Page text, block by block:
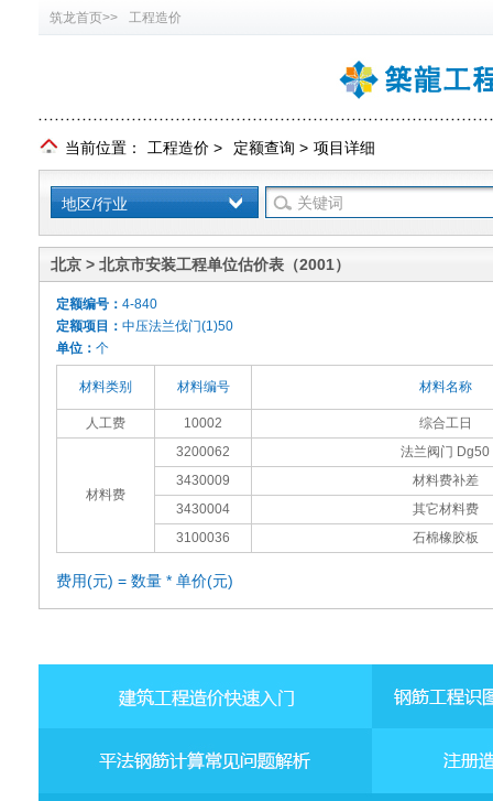
筑龙首页>> 工程造价
当前位置： 工程造价 > 定额查询 > 项目详细
地区/行业
北京 > 北京市安装工程单位估价表（2001）
定额编号： 4-840
定额项目： 中压法兰伐门(1)50
单位： 个
材料类别 材料编号 材料名称
人工费 10002 综合工日
材料费
3200062
法兰阀门 Dg50
3430009
材料费补差
3430004
其它材料费
3100036
石棉橡胶板
费用(元) = 数量 * 单价(元)